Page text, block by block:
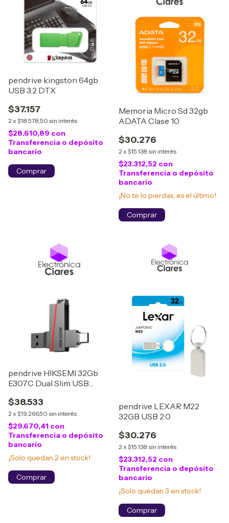
pendrive kingston 64gb
USB 3.2 DTX
$37.157
2 x $18.578,50 sin interés
$28.610,89 con
Transferencia o depósito
bancario
Memoria Micro Sd 32gb
ADATA Clase 10
$30.276
2 x $15.138 sin interés
$23.312,52 con
Transferencia o depósito
bancario
¡No te lo pierdas, es el último!
pendrive HIKSEMI 32Gb
E307C Dual Slim USB
$38.533
2 x $19.266,50 sin interés
$29.670,41 con
Transferencia o depósito
bancario
¡Solo quedan 2 en stock!
pendrive LEXAR M22
32GB USB 2.0
$30.276
2 x $15.138 sin interés
$23.312,52 con
Transferencia o depósito
bancario
¡Solo quedan 3 en stock!